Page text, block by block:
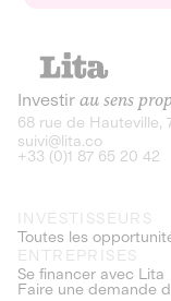
Investir au sens
68 rue de Hauteville,
suivi@lita.co
+33 (0)1 87 65 20 42
INVESTISSEURS
Toutes les
ENTREPRISES
Se financer avec Lita
Faire une demande